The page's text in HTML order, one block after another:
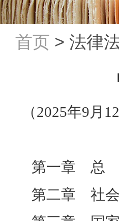
首页 > 法律
（2025年9月
第一章
第二章 社